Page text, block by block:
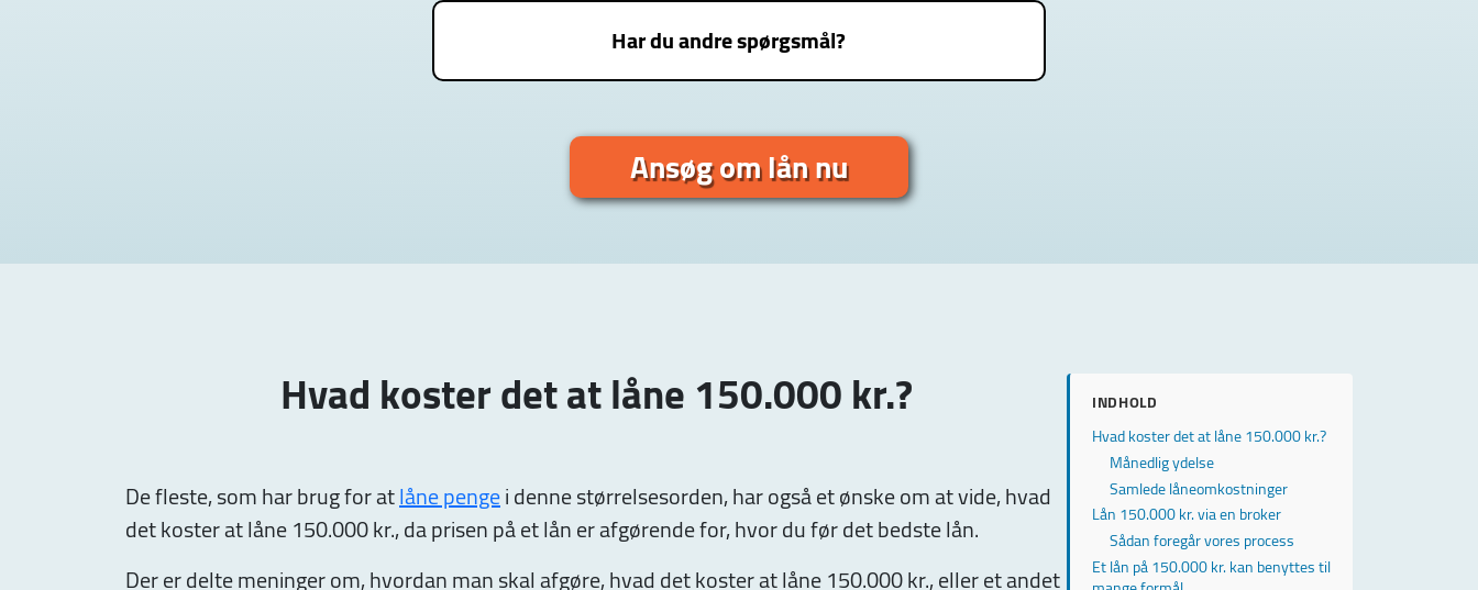
Har du andre spørgsmål?
Ansøg om lån nu
Hvad koster det at låne 150.000 kr.?
De fleste, som har brug for atlåne pengei denne størrelsesorden, har også et ønske om at vide, hvad
det koster at låne 150.000 kr., da prisen på et lån er afgørende for, hvor du før det bedste lån.
Der er delte meninger om, hvordan man skal afgøre, hvad det koster at låne 150.000 kr., eller et andet
INDHOLD
Hvad koster det at låne 150.000 kr.?
Månedlig ydelse
Samlede låneomkostninger
Lån 150.000 kr. via en broker
Sådan foregår vores process
Et lån på 150.000 kr. kan benyttes til